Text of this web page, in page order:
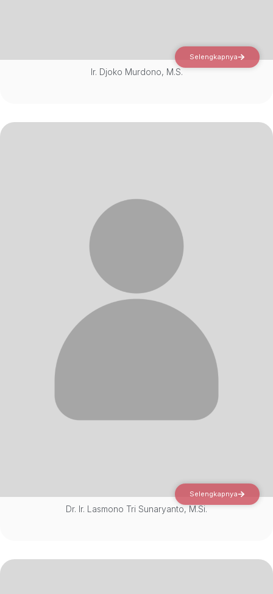
Selengkapnya
Ir. Djoko Murdono, M.S.
Selengkapnya
Dr. Ir. Lasmono Tri Sunaryanto, M.Si.